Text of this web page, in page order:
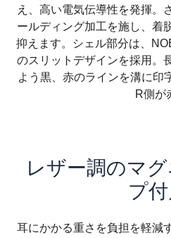
え、高い電気伝導性を発揮。
ールディング加工を施し、着
抑えます。シェル部分は、
のスリットデザインを採用。
よう黒、赤のラインを溝に印
R側が
レザー調のマ
プ
耳にかかる重さを負担を軽減